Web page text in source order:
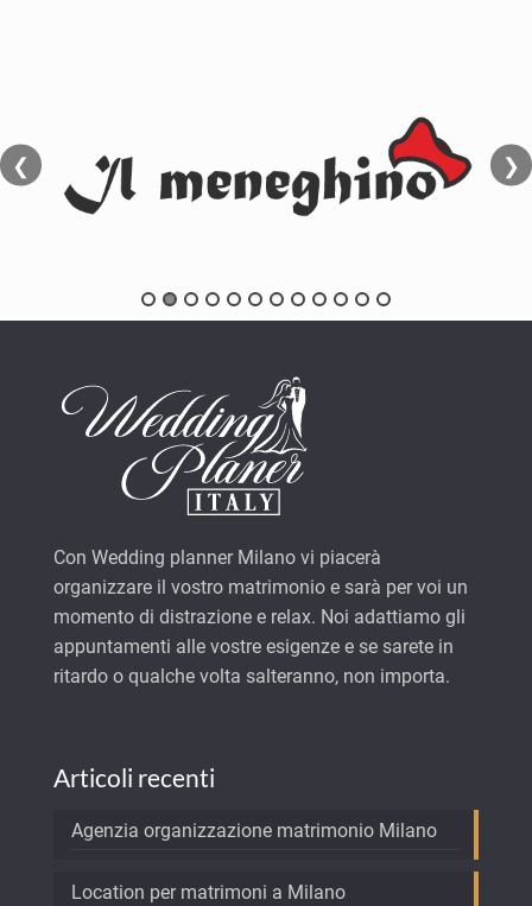
❮ ❯
Con Wedding planner Milano vi piacerà
organizzare il vostro matrimonio e sarà per voi un
momento di distrazione e relax. Noi adattiamo gli
appuntamenti alle vostre esigenze e se sarete in
ritardo o qualche volta salteranno, non importa.
Articoli recenti
Agenzia organizzazione matrimonio Milano
Location per matrimoni a Milano